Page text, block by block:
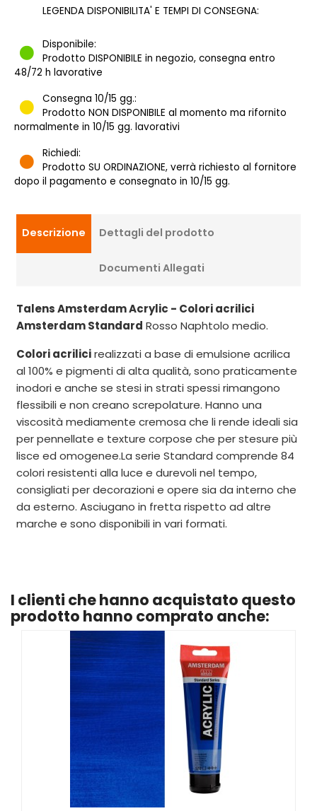
LEGENDA DISPONIBILITA' E TEMPI DI CONSEGNA:
Disponibile:
Prodotto DISPONIBILE in negozio, consegna entro
48/72 h lavorative
Consegna 10/15 gg.:
Prodotto NON DISPONIBILE al momento ma rifornito
normalmente in 10/15 gg. lavorativi
Richiedi:
Prodotto SU ORDINAZIONE, verrà richiesto al fornitore
dopo il pagamento e consegnato in 10/15 gg.
Descrizione Dettagli del prodotto
Documenti Allegati
Talens Amsterdam Acrylic - Colori acrilici
Amsterdam Standard Rosso Naphtolo medio.
Colori acrilicirealizzati a base di emulsione acrilica
al 100% e pigmenti di alta qualità, sono praticamente
inodori e anche se stesi in strati spessi rimangono
flessibili e non creano screpolature. Hanno una
viscosità mediamente cremosa che li rende ideali sia
per pennellate e texture corpose che per stesure più
lisce ed omogenee.La serie Standard comprende 84
colori resistenti alla luce e durevoli nel tempo,
consigliati per decorazioni e opere sia da interno che
da esterno. Asciugano in fretta rispetto ad altre
marche e sono disponibili in vari formati.
I clienti che hanno acquistato questo
prodotto hanno comprato anche: